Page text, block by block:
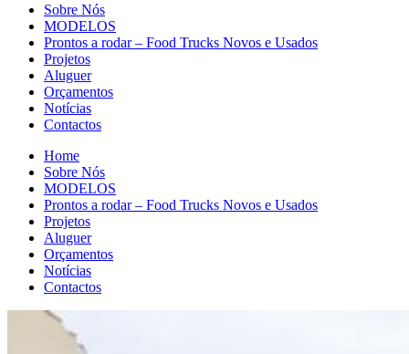
Sobre Nós
MODELOS
Prontos a rodar – Food Trucks Novos e Usados
Projetos
Aluguer
Orçamentos
Notícias
Contactos
Home
Sobre Nós
MODELOS
Prontos a rodar – Food Trucks Novos e Usados
Projetos
Aluguer
Orçamentos
Notícias
Contactos